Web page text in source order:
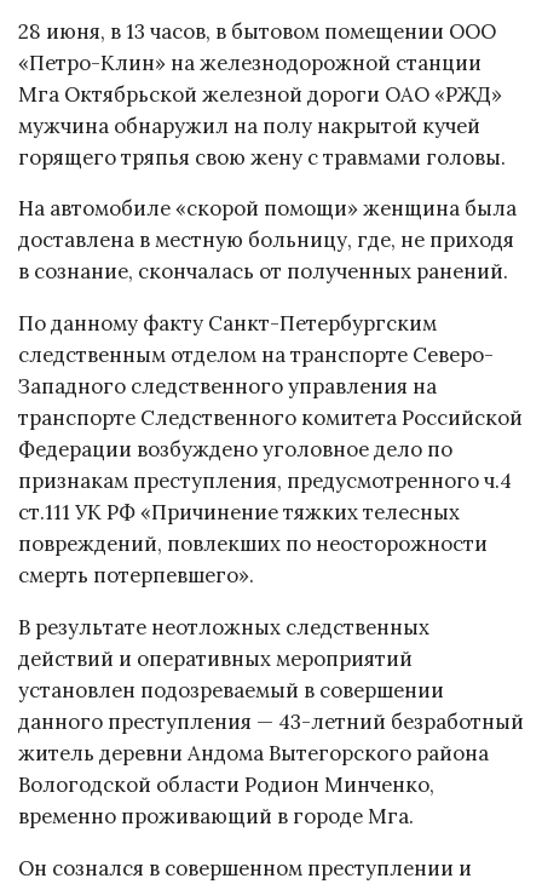
28 июня, в 13 часов, в бытовом помещении ООО
«Петро-Клин» на железнодорожной станции
Мга Октябрьской железной дороги ОАО «РЖД»
мужчина обнаружил на полу накрытой кучей
горящего тряпья свою жену с травмами головы.
На автомобиле «скорой помощи» женщина была
доставлена в местную больницу, где, не приходя
в сознание, скончалась от полученных ранений.
По данному факту Санкт-Петербургским
следственным отделом на транспорте Северо-
Западного следственного управления на
транспорте Следственного комитета Российской
Федерации возбуждено уголовное дело по
признакам преступления, предусмотренного ч.4
ст.111 УК РФ «Причинение тяжких телесных
повреждений, повлекших по неосторожности
смерть потерпевшего».
В результате неотложных следственных
действий и оперативных мероприятий
установлен подозреваемый в совершении
данного преступления — 43-летний безработный
житель деревни Андома Вытегорского района
Вологодской области Родион Минченко,
временно проживающий в городе Мга.
Он сознался в совершенном преступлении и